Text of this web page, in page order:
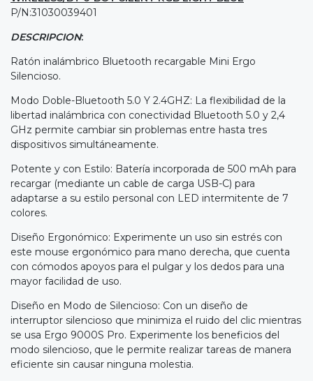
P/N:31030039401
DESCRIPCION:
Ratón inalámbrico Bluetooth recargable Mini Ergo
Silencioso.
Modo Doble-Bluetooth 5.0 Y 2.4GHZ: La flexibilidad de la
libertad inalámbrica con conectividad Bluetooth 5.0 y 2,4
GHz permite cambiar sin problemas entre hasta tres
dispositivos simultáneamente.
Potente y con Estilo: Batería incorporada de 500 mAh para
recargar (mediante un cable de carga USB-C) para
adaptarse a su estilo personal con LED intermitente de 7
colores.
Diseño Ergonómico: Experimente un uso sin estrés con
este mouse ergonómico para mano derecha, que cuenta
con cómodos apoyos para el pulgar y los dedos para una
mayor facilidad de uso.
Diseño en Modo de Silencioso: Con un diseño de
interruptor silencioso que minimiza el ruido del clic mientras
se usa Ergo 9000S Pro. Experimente los beneficios del
modo silencioso, que le permite realizar tareas de manera
eficiente sin causar ninguna molestia.